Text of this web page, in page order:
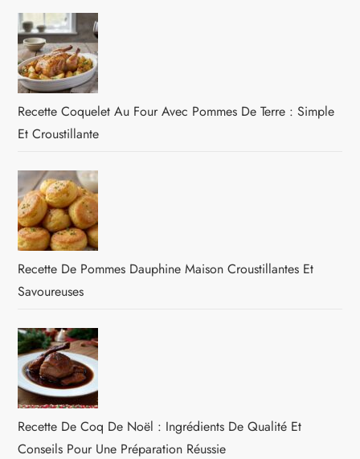
Recette Coquelet Au Four Avec Pommes De Terre : Simple
Et Croustillante
Recette De Pommes Dauphine Maison Croustillantes Et
Savoureuses
Recette De Coq De Noël : Ingrédients De Qualité Et
Conseils Pour Une Préparation Réussie